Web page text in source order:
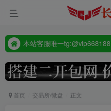
本站客服唯一tg:@vip668188
本站客服唯一tg:@vip668188
首页 交易所/微盘 正文